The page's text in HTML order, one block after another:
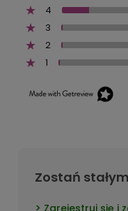
4
3
2
1
Zostań
Zarejestruj się i